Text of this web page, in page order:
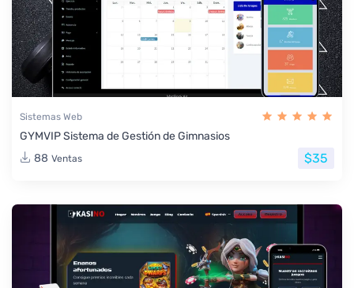
Sistemas Web
GYMVIP Sistema de Gestión de Gimnasios
88 Ventas $35